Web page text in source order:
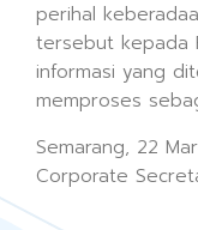
perihal
tersebut kepada
informasi yang
memproses
Semarang, 22
Corporate